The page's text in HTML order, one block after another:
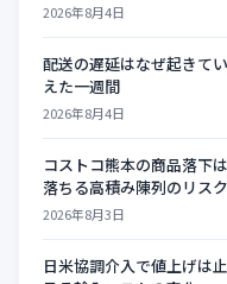
2026年8月4日
配送の遅延はなぜ起きて
えた一週間
2026年8月4日
コストコ熊本の商品落下
落ちる高積み陳列のリスク
2026年8月3日
日米協調介入で値上げは